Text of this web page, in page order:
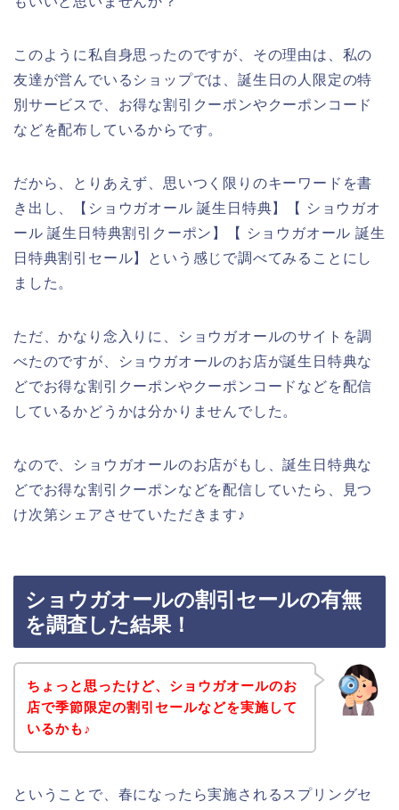
このように私自身思ったのですが、その理由は、私の
友達が営んでいるショップでは、誕生日の人限定の特
別サービスで、お得な割引クーポンやクーポンコード
などを配布しているからです。
だから、とりあえず、思いつく限りのキーワードを書
き出し、【ショウガオール 誕生日特典】【 ショウガオ
ール 誕生日特典割引クーポン】【 ショウガオール 誕生
日特典割引セール】という感じで調べてみることにし
ました。
ただ、かなり念入りに、ショウガオールのサイトを調
べたのですが、ショウガオールのお店が誕生日特典な
どでお得な割引クーポンやクーポンコードなどを配信
しているかどうかは分かりませんでした。
なので、ショウガオールのお店がもし、誕生日特典な
どでお得な割引クーポンなどを配信していたら、見つ
け次第シェアさせていただきます♪
ショウガオールの割引セールの有無
を調査した結果！
ちょっと思ったけど、ショウガオールのお
店で季節限定の割引セールなどを実施して
いるかも♪
ということで、春になったら実施されるスプリングセ